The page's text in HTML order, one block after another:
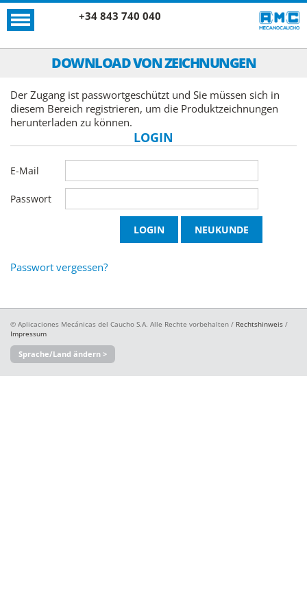
+34 843 740 040
DOWNLOAD VON ZEICHNUNGEN
Der Zugang ist passwortgeschützt und Sie müssen sich in
diesem Bereich registrieren, um die Produktzeichnungen
herunterladen zu können.
LOGIN
E-Mail
Passwort
Passwort vergessen?
© Aplicaciones Mecánicas del Caucho S.A. Alle Rechte vorbehalten / Rechtshinweis /
Impressum
Sprache/Land ändern >